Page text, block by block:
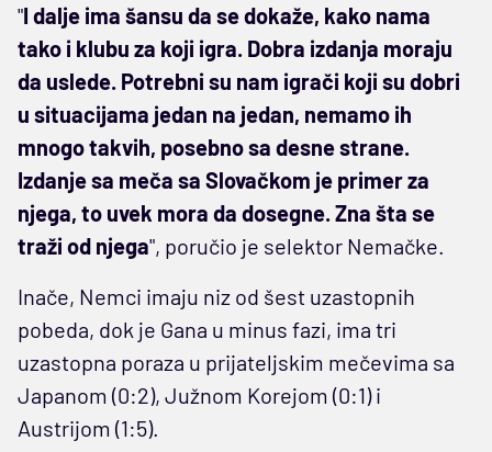
"I dalje ima šansu da se dokaže, kako nama
tako i klubu za koji igra. Dobra izdanja moraju
da uslede. Potrebni su nam igrači koji su dobri
u situacijama jedan na jedan, nemamo ih
mnogo takvih, posebno sa desne strane.
Izdanje sa meča sa Slovačkom je primer za
njega, to uvek mora da dosegne. Zna šta se
traži od njega", poručio je selektor Nemačke.
Inače, Nemci imaju niz od šest uzastopnih
pobeda, dok je Gana u minus fazi, ima tri
uzastopna poraza u prijateljskim mečevima sa
Japanom (0:2), Južnom Korejom (0:1) i
Austrijom (1:5).